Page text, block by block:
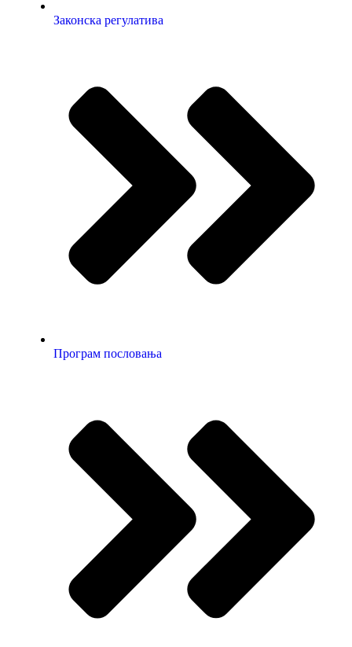
Законска регулатива
Програм пословања